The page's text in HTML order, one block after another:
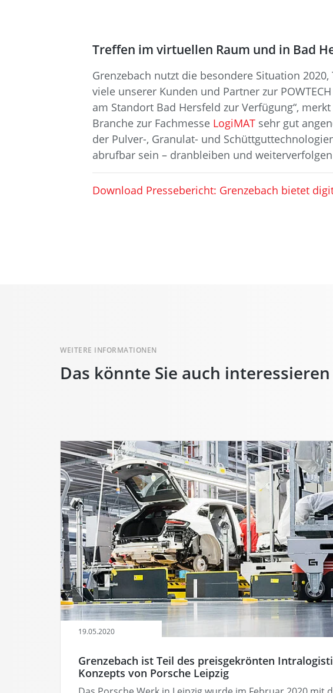
Treffen im virtuellen Raum und in Bad
Grenzebach nutzt die besondere Situation
viele unserer Kunden und Partner zur
am Standort Bad Hersfeld zur Verfügung“,
Branche zur Fachmesse LogiMAT sehr gut
der Pulver-, Granulat- und
abrufbar sein – dranbleiben und
Download Pressebericht: Grenzebach bietet
Das könnte Sie auch interessieren
WEITERE INFORMATIONEN
19.05.2020
Grenzebach ist Teil des preisgekrönten
Konzepts von Porsche Leipzig